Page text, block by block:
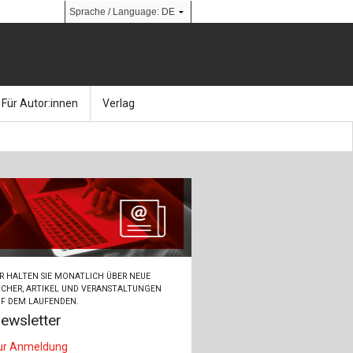
Social Media
Library
Für Autor:innen
Kalender
Zeitschriften
Verlag
Ansprechpartner:innen
So finden Sie uns
bauingenieur24 – Berufsportal
Ingenieurbaupreis
HALTEN SIE MONATLICH ÜBER NEUE
ARTIKEL UND VERANSTALTUNGEN
DEM LAUFENDEN.
Anmeldung